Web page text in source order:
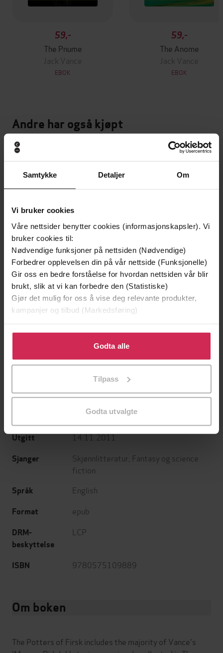
Samtykke Detaljer Om
Vi bruker cookies
Våre nettsider benytter cookies (informasjonskapsler). Vi
bruker cookies til:
Nødvendige funksjoner på nettsiden (Nødvendige)
Forbedrer opplevelsen din på vår nettside (Funksjonelle)
Gir oss en bedre forståelse for hvordan nettsiden vår blir
brukt, slik at vi kan forbedre den (Statistiske)
Gjør det mulig for oss å vise deg relevante produkter,
kampanjer og tilbud (Markedsføring)
Klikk på «Godta alle» for å gi oss ditt samtykke til å
bruke cookies for alle disse formålene. Du kan også
tilpasse ditt samtykke til spesifikke formål ved å klikke
Godta alle
Tilpass
Godta utvalgte
59,-
The Pnume
Jack Vance
EBOK
59,-
The Anome
Jack Vance
EBOK
Andre har også kjøpt
Vinner av Rivertonprisen
199,-
Minnesota
Premium
Første gang på tilbud
349,-
Forfattere Jack Vance(forfatter)
Gateway
Utgitt 14.11.2011
Sjanger Skjønnlitteratur Fantasy og science
fiction
Språk English
Format epub
DRM-
beskyttelse
LCP
ISBN 9780575109889
Om boken
The Potters of Firsk includes the majority of Vance's